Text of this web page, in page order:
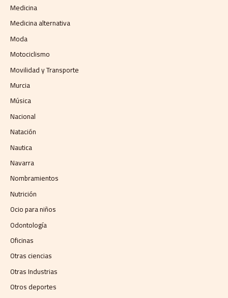
Medicina
Medicina alternativa
Moda
Motociclismo
Movilidad y Transporte
Murcia
Música
Nacional
Natación
Nautica
Navarra
Nombramientos
Nutrición
Ocio para niños
Odontología
Oficinas
Otras ciencias
Otras Industrias
Otros deportes